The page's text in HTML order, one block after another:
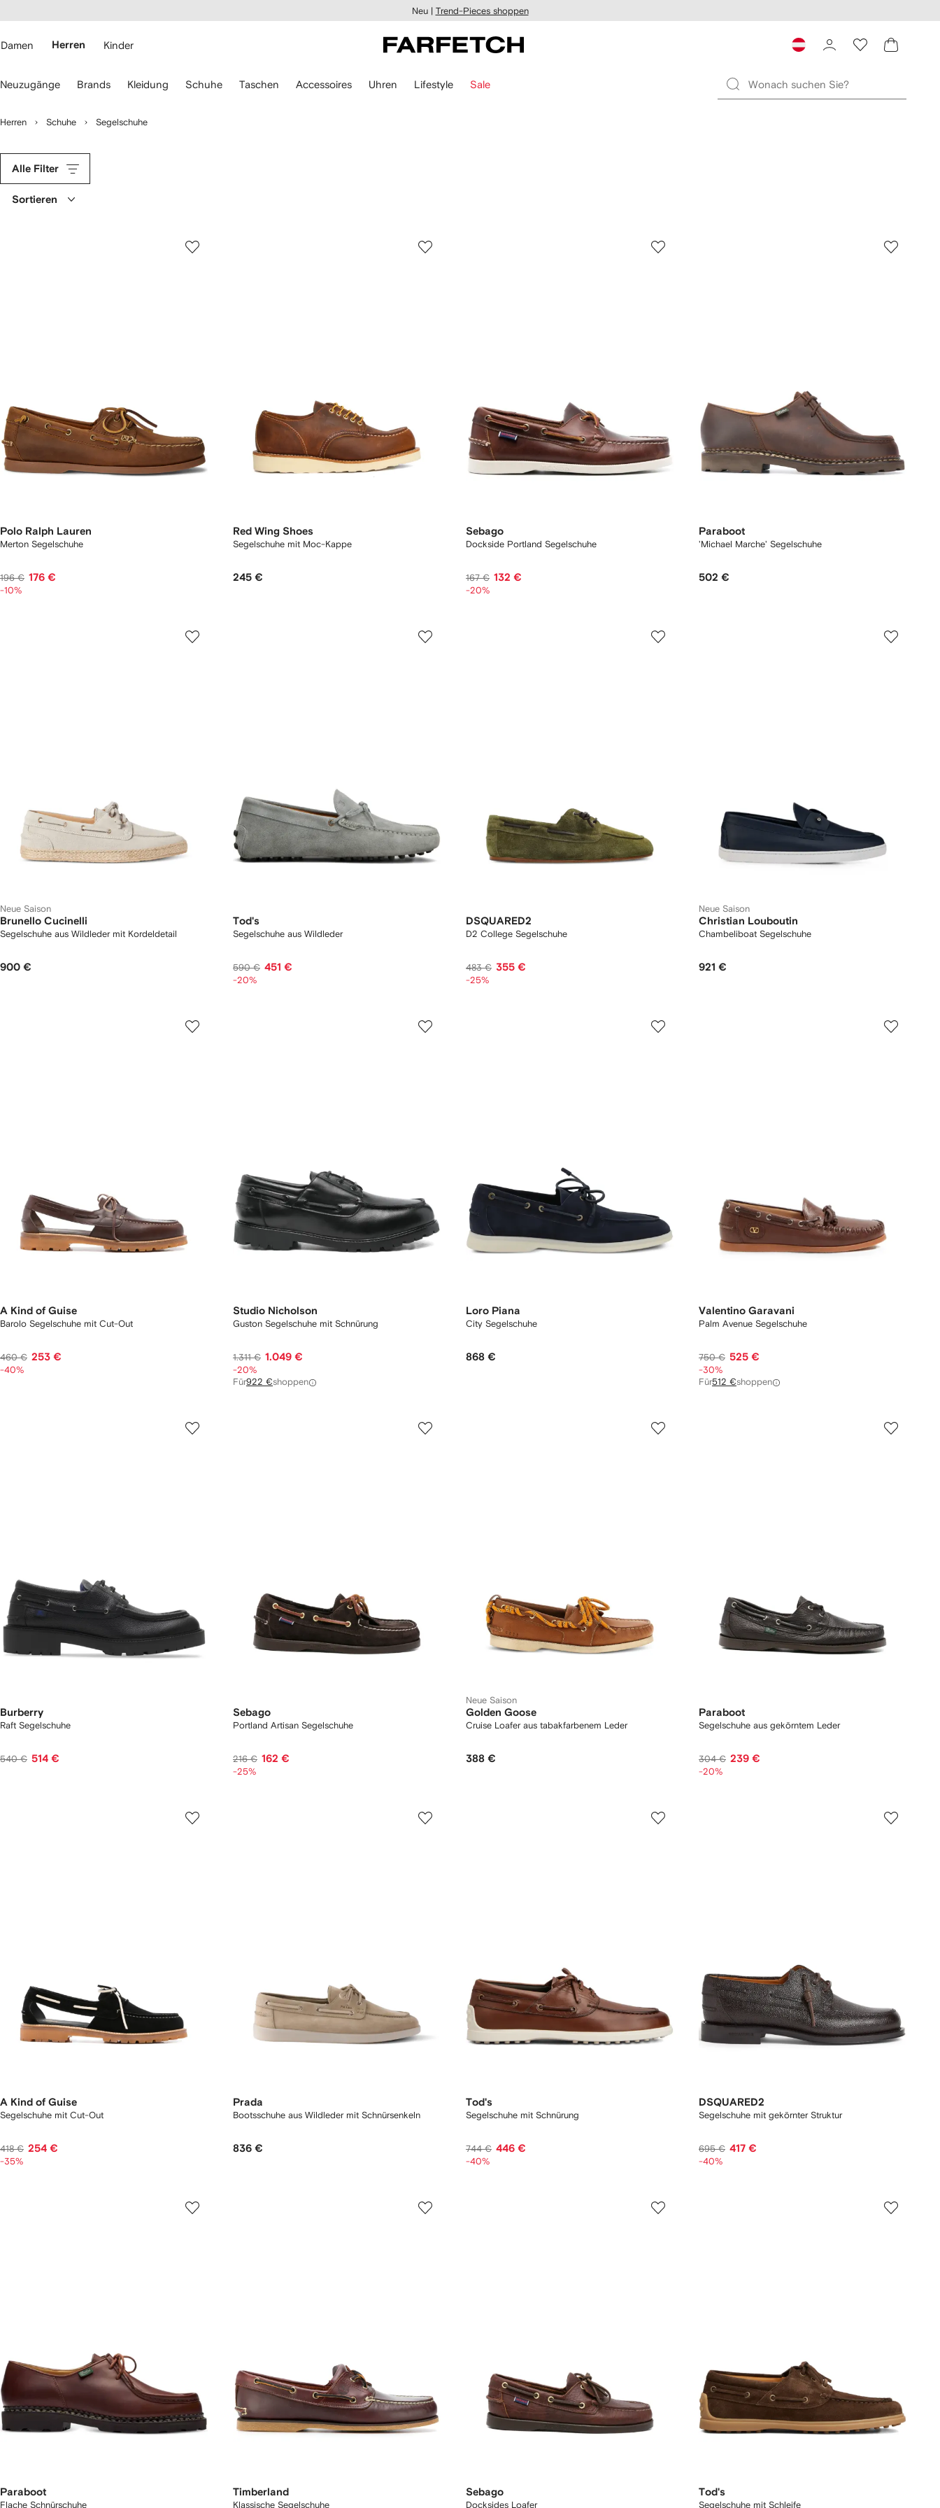
Neu | Trend-Pieces shoppen
Damen Herren Kinder
Neuzugänge Brands Kleidung Schuhe Taschen Accessoires Uhren Lifestyle Sale
Herren Schuhe Segelschuhe
Alle Filter
Sortieren
Polo Ralph Lauren
Merton Segelschuhe
196 € 176 €
-10%
Red Wing Shoes
Segelschuhe mit Moc-Kappe
245 €
Sebago
Dockside Portland Segelschuhe
167 € 132 €
-20%
Paraboot
'Michael Marche' Segelschuhe
502 €
Neue Saison
Brunello Cucinelli
Segelschuhe aus Wildleder mit Kordeldetail
900 €
Tod's
Segelschuhe aus Wildleder
590 € 451 €
-20%
DSQUARED2
D2 College Segelschuhe
483 € 355 €
-25%
Neue Saison
Christian Louboutin
Chambeliboat Segelschuhe
921 €
A Kind of Guise
Barolo Segelschuhe mit Cut-Out
460 € 253 €
-40%
Studio Nicholson
Guston Segelschuhe mit Schnürung
1.311 € 1.049 €
-20%
Für922 €shoppen
Loro Piana
City Segelschuhe
868 €
Valentino Garavani
Palm Avenue Segelschuhe
750 € 525 €
-30%
Für512 €shoppen
Burberry
Raft Segelschuhe
540 € 514 €
Sebago
Portland Artisan Segelschuhe
216 € 162 €
-25%
Neue Saison
Golden Goose
Cruise Loafer aus tabakfarbenem Leder
388 €
Paraboot
Segelschuhe aus gekörntem Leder
304 € 239 €
-20%
A Kind of Guise
Segelschuhe mit Cut-Out
418 € 254 €
-35%
Prada
Bootsschuhe aus Wildleder mit Schnürsenkeln
836 €
Tod's
Segelschuhe mit Schnürung
744 € 446 €
-40%
DSQUARED2
Segelschuhe mit gekörnter Struktur
695 € 417 €
-40%
Paraboot
Flache Schnürschuhe
Timberland
Klassische Segelschuhe
Sebago
Docksides Loafer
Tod's
Segelschuhe mit Schleife